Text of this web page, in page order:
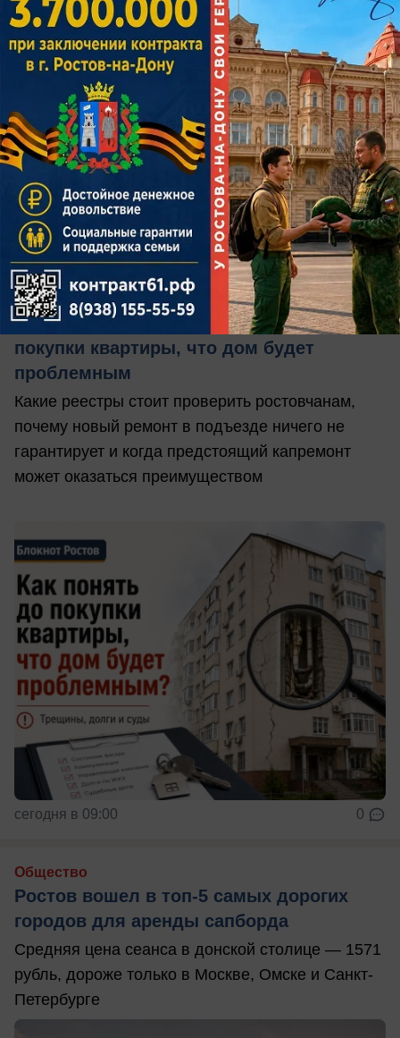
сегодня в 09:20 0
Общество
Трещины, долги и суды: как понять до
покупки квартиры, что дом будет
проблемным
Какие реестры стоит проверить ростовчанам,
почему новый ремонт в подъезде ничего не
гарантирует и когда предстоящий капремонт
может оказаться преимуществом
сегодня в 09:00 0
Общество
Ростов вошел в топ-5 самых дорогих
городов для аренды сапборда
Средняя цена сеанса в донской столице — 1571
рубль, дороже только в Москве, Омске и Санкт-
Петербурге